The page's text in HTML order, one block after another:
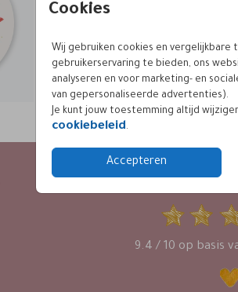
Cookies
Wij gebruiken cookies en vergelijkbare
gebruikerservaring te bieden, ons
analyseren en voor marketing- en
van gepersonaliseerde advertenties).
Je kunt jouw toestemming altijd
cookiebeleid.
Accepteren
9.4 / 10 op basis